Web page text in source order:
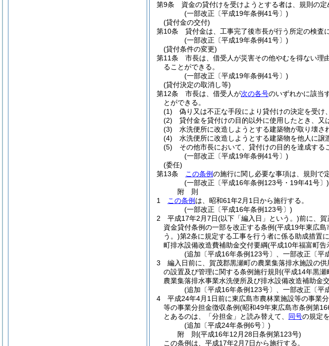
第9条
資金の貸付けを受けようとする者は、規則の
(一部改正〔平成19年条例41号〕)
(貸付金の交付)
第10条
貸付金は、工事完了後市長が行う所定の検査
(一部改正〔平成19年条例41号〕)
(貸付条件の変更)
第11条
市長は、借受人が災害その他やむを得ない理
ることができる。
(一部改正〔平成19年条例41号〕)
(貸付決定の取消し等)
第12条
市長は、借受人が次の各号のいずれかに該当
とができる。
(1)
偽り又は不正な手段により貸付けの決定を受け
(2)
貸付金を貸付けの目的以外に使用したとき、又
(3)
水洗便所に改造しようとする建築物が取り壊さ
(4)
水洗便所に改造しようとする建築物を他人に譲
(5)
その他市長において、貸付けの目的を達成する
(一部改正〔平成19年条例41号〕)
(委任)
第13条
この条例の施行に関し必要な事項は、規則で
(一部改正〔平成16年条例123号・19年41号〕)
附 則
1
この条例 は、昭和61年2月1日から施行する。
(一部改正〔平成16年条例123号〕)
2
平成17年2月7日(以下「編入日」という。)前に、賀
資金貸付条例の一部を改正する条例(平成19年東広島
う。)第2条に規定する工事を行う者に係る助成措置
町排水設備改造費補助金交付要綱(平成10年福富町告
(追加〔平成16年条例123号〕、一部改正〔平
3
編入日前に、賀茂郡黒瀬町の農業集落排水施設の
の設置及び管理に関する条例施行規則 (平成14年黒瀬
農業集落排水事業水洗便所及び排水設備改造補助金
(追加〔平成16年条例123号〕、一部改正〔平
4
平成24年4月1日前に東広島市農林業施設等の事業
等の事業分担金徴収条例(昭和49年東広島市条例第
とあるのは、「分担金」と読み替えて、 同号の規定
(追加〔平成24年条例6号〕)
附 則(平成16年12月28日条例第123号)
この条例は、平成17年2月7日から施行する。